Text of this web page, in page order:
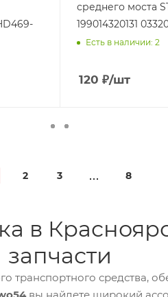
среднего моста
199014320131
Есть в наличии: 2
120 ₽/шт
2 3 8
в
запчасти
транспортного средства,